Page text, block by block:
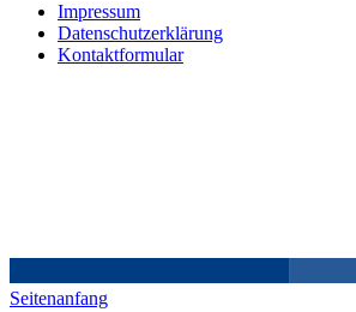
Impressum
Datenschutzerklärung
Kontaktformular
Seitenanfang